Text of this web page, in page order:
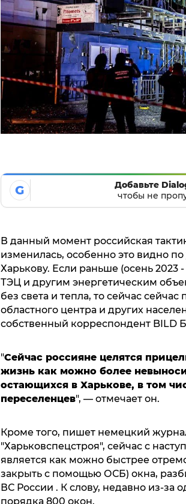
G
Добавьте
чтобы не
В данный момент российская
изменилась, особенно это видно
Харькову. Если раньше (осень 2023
ТЭЦ и другим энергетическим
без света и тепла, то сейчас
областного центра и других
собственный корреспондент BILD
"Сейчас россияне целятся
жизнь как можно более
остающихся в Харькове, в том
переселенцев", — отмечает он.
Кроме того, пишет немецкий
"Харьковспецстроя", сейчас с
является как можно быстрее
закрыть с помощью ОСБ) окна,
ВС России . К слову, недавно из-за
порядка 800 окон.